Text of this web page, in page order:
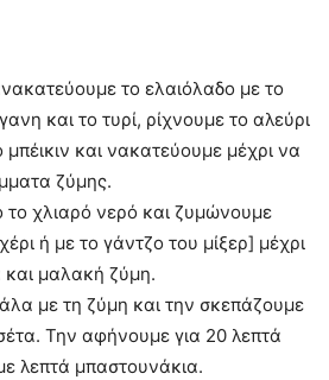
το ελαιόλαδο με το
και το τυρί, ρίχνουμε το αλεύρι
μπέικιν και νακατεύουμε μέχρι να
ζύμης.
το χλιαρό νερό και ζυμώνουμε
ή με το γάντζο του μίξερ] μέχρι
και μαλακή ζύμη.
με τη ζύμη και την σκεπάζουμε
Την αφήνουμε για 20 λεπτά
λεπτά μπαστουνάκια.